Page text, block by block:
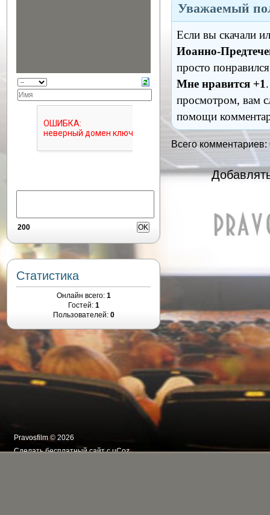
Уважаемый
Если вы скачали
Иоанно-
просто
Мне нравится +1
просмотром, вам
помощи
Всего комментариев:
200
Статистика
Онлайн всего: 1
Гостей: 1
Пользователей: 0
Pravosfilm © 2026
Сделатьбесплатный сайтсuCoz